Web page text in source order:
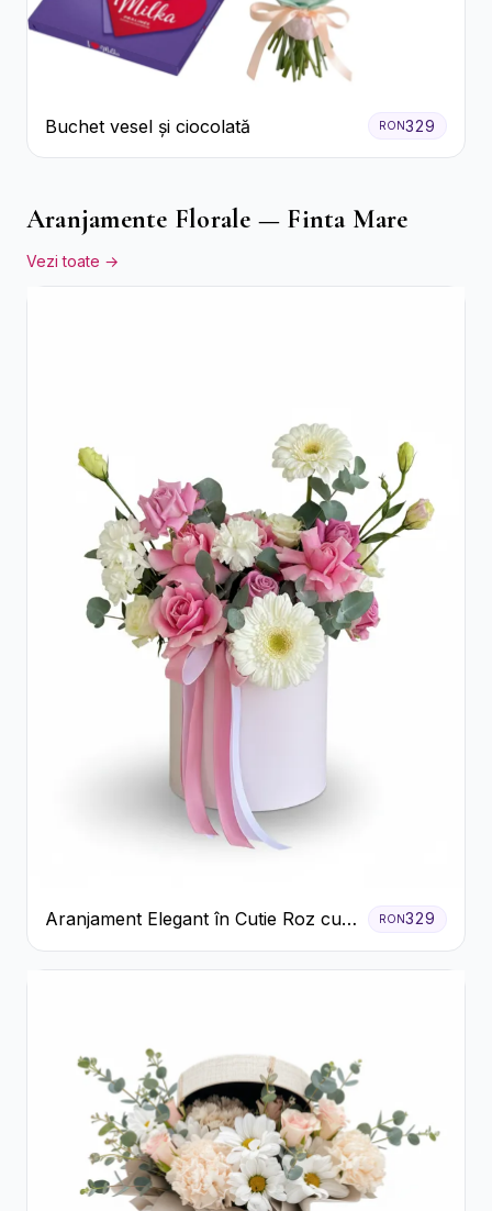
Buchet vesel și ciocolată RON329
Aranjamente Florale — Finta Mare
Vezi toate →
Aranjament Elegant în Cutie Roz cu
Trandafiri și Gerbera
RON329